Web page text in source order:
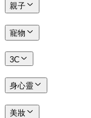
親子
寵物
3C
身心靈
美妝